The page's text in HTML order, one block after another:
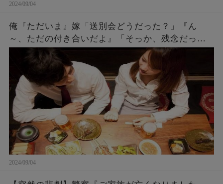
2024/09/04
俺『ただいま』嫁「送別会どうだった？」『ん
～、ただの付き合いだよ』「そっか、残念だった
ね。何度もチャンスをあげたのに^^」『え？』 →
実は・・・
2024/09/04